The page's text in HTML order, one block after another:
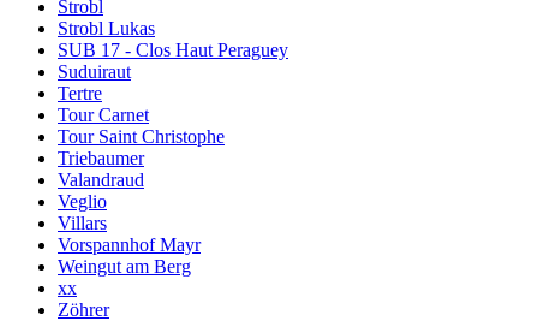
Strobl
Strobl Lukas
SUB 17 - Clos Haut Peraguey
Suduiraut
Tertre
Tour Carnet
Tour Saint Christophe
Triebaumer
Valandraud
Veglio
Villars
Vorspannhof Mayr
Weingut am Berg
xx
Zöhrer